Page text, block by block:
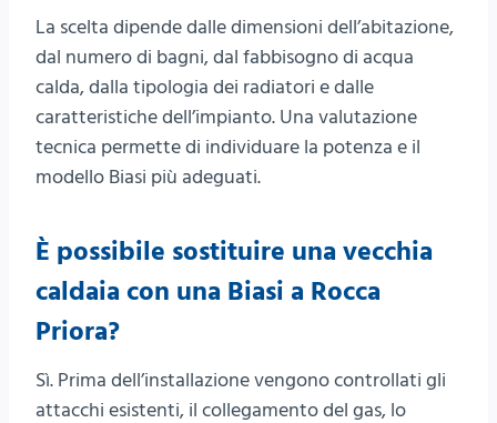
La scelta dipende dalle dimensioni dell’abitazione,
dal numero di bagni, dal fabbisogno di acqua
calda, dalla tipologia dei radiatori e dalle
caratteristiche dell’impianto. Una valutazione
tecnica permette di individuare la potenza e il
modello Biasi più adeguati.
È possibile sostituire una vecchia
caldaia con una Biasi a Rocca
Priora?
Sì. Prima dell’installazione vengono controllati gli
attacchi esistenti, il collegamento del gas, lo